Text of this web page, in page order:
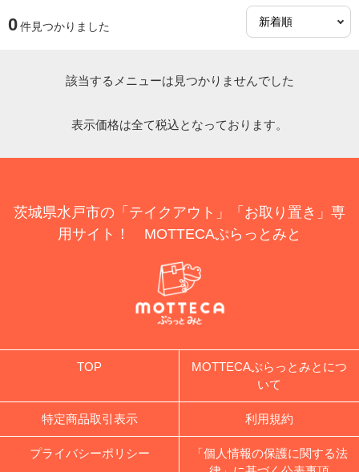
0件見つかりました
該当するメニューは見つかりませんでした
表示価格は全て税込となっております。
茨城県水戸市の「テイクアウト」「お取り置き」専
用サイト！ MOTTECAぷらっとみと
TOP
MOTTECAぷらっとみとにつ
いて
特定商品取引表示 利用規約
プライバシーポリシー
「個人情報の保護に関する法